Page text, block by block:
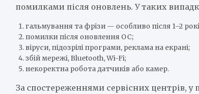
помилками після оновлень. У таких
гальмування та фрізи — особливо після 1–2
помилки після оновлення ОС;
віруси, підозрілі програми, реклама на екрані;
збій мережі, Bluetooth, Wi-Fi;
некоректна робота датчиків або камер.
За спостереженнями сервісних центрів,